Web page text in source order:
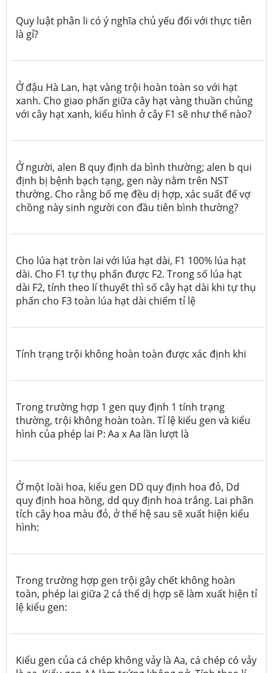
Quy luật phân li có ý nghĩa chủ yếu đối với thực tiễn
là gỉ?
Ở đậu Hà Lan, hạt vàng trội hoàn toàn so với hạt
xanh. Cho giao phấn giữa cây hạt vàng thuần chủng
với cây hạt xanh, kiểu hình ở cây F1 sẽ như thế nào?
Ở người, alen B quy định da bình thường; alen b qui
định bị bệnh bạch tạng, gen này nằm trên NST
thường. Cho rằng bố mẹ đều dị hợp, xác suất đế vợ
chồng này sinh người con đầu tiên bình thường?
Cho lúa hạt tròn lai với lúa hạt dài, F1 100% lúa hạt
dài. Cho F1 tự thụ phấn được F2. Trong số lúa hạt
dài F2, tính theo lí thuyết thì số cây hạt dài khi tự thụ
phấn cho F3 toàn lúa hạt dài chiếm tỉ lệ
Tính trạng trội không hoàn toàn được xác định khi
Trong trường hợp 1 gen quy định 1 tính trạng
thường, trội không hoàn toàn. Tỉ lệ kiểu gen và kiểu
hình của phép lai P: Aa x Aa lần lượt là
Ở một loài hoa, kiểu gen DD quy định hoa đỏ, Dd
quy định hoa hồng, dd quy định hoa trắng. Lai phân
tích cây hoa màu đỏ, ở thế hệ sau sẽ xuất hiện kiểu
hình:
Trong trường hợp gen trội gây chết không hoàn
toàn, phép lai giữa 2 cá thể dị hợp sẽ làm xuất hiện tỉ
lệ kiểu gen:
Kiểu gen của cá chép không vảy là Aa, cá chép có vảy